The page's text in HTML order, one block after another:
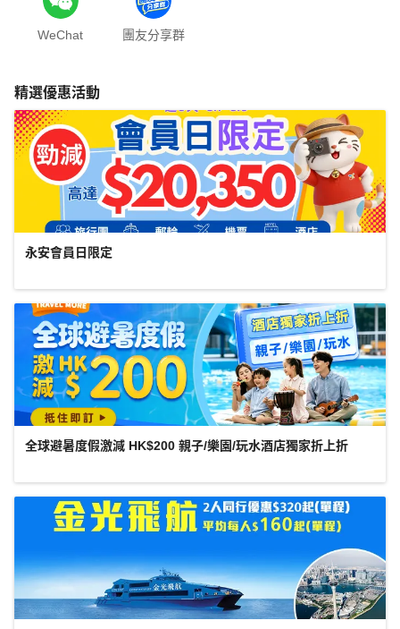
WeChat 團友分享群
精選優惠活動
永安會員日限定
全球避暑度假激減 HK$200 親子/樂園/玩水酒店獨家折上折